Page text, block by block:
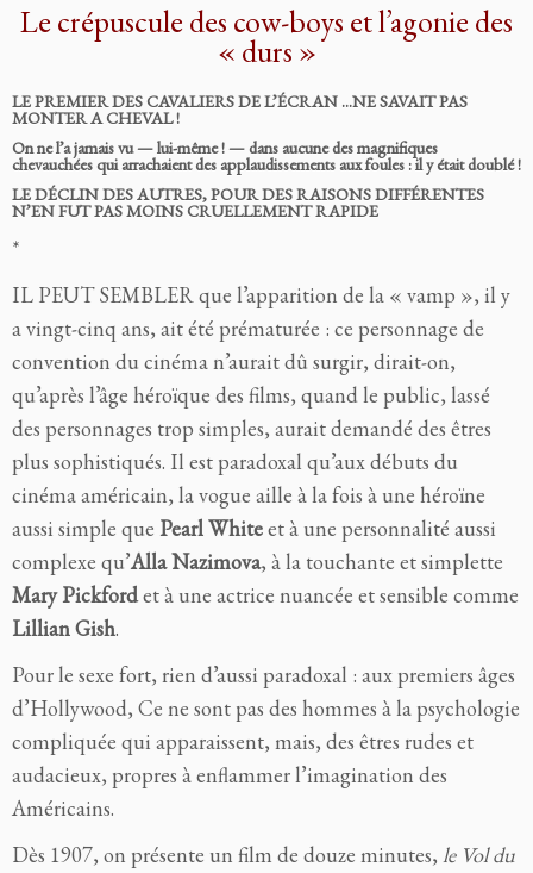
Le crépuscule des cow-boys et l’agonie des
« durs »
LE PREMIER DES CAVALIERS DE L’ÉCRAN …NE SAVAIT PAS
MONTER A CHEVAL !
On ne l’a jamais vu — lui-même ! — dans aucune des magnifiques
chevauchées qui arrachaient des applaudissements aux foules : il y était doublé !
LE DÉCLIN DES AUTRES, POUR DES RAISONS DIFFÉRENTES
N’EN FUT PAS MOINS CRUELLEMENT RAPIDE
*
IL PEUT SEMBLER que l’apparition de la « vamp », il y
a vingt-cinq ans, ait été prématurée : ce personnage de
convention du cinéma n’aurait dû surgir, dirait-on,
qu’après l’âge héroïque des films, quand le public, lassé
des personnages trop simples, aurait demandé des êtres
plus sophistiqués. Il est paradoxal qu’aux débuts du
cinéma américain, la vogue aille à la fois à une héroïne
aussi simple que Pearl Whiteet à une personnalité aussi
complexe qu’Alla Nazimova, à la touchante et simplette
Mary Pickfordet à une actrice nuancée et sensible comme
Lillian Gish.
Pour le sexe fort, rien d’aussi paradoxal : aux premiers âges
d’Hollywood, Ce ne sont pas des hommes à la psychologie
compliquée qui apparaissent, mais, des êtres rudes et
audacieux, propres à enflammer l’imagination des
Américains.
Dès 1907, on présente un film de douze minutes, le Vol du